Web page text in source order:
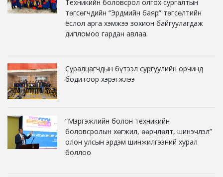
Техникийн боловсрол олгох сургалтын
төгсөгчдийн “Эрдмийн баяр” төгсөлтийн
ёслол арга хэмжээ зохион байгуулагдаж
дипломоо гардан авлаа.
Суралцагчдын бүтээл сургуулийн орчинд
бодитоор хэрэгжлээ
“Мэргэжлийн болон техникийн
боловсролын хөгжил, өөрчлөлт, шинэчлэл”
олон улсын эрдэм шинжилгээний хурал
боллоо